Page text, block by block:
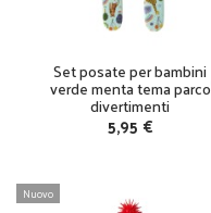
Set posate per bambini
verde menta tema parco
divertimenti
5,95 €
Nuovo